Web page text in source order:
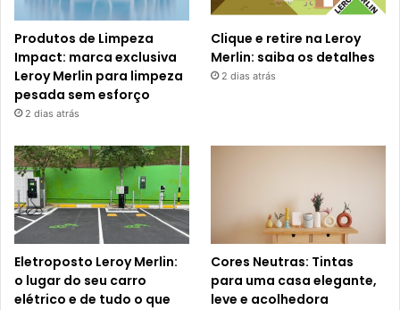
Produtos de Limpeza
Impact: marca exclusiva
Leroy Merlin para limpeza
pesada sem esforço
2 dias atrás
Clique e retire na Leroy
Merlin: saiba os detalhes
2 dias atrás
Eletroposto Leroy Merlin:
o lugar do seu carro
elétrico e de tudo o que
Cores Neutras: Tintas
para uma casa elegante,
leve e acolhedora